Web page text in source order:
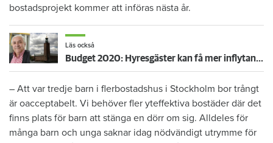
bostadsprojekt kommer att införas nästa år.
Läs också
Budget 2020: Hyresgäster kan få mer inflytande vid renovering
– Att var tredje barn i flerbostadshus i Stockholm bor trångt
är oacceptabelt. Vi behöver fler yteffektiva bostäder där det
finns plats för barn att stänga en dörr om sig. Alldeles för
många barn och unga saknar idag nödvändigt utrymme för